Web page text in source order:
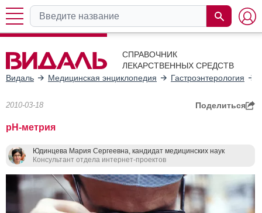
СПРАВОЧНИК
ЛЕКАРСТВЕННЫХ СРЕДСТВ
Видаль
Медицинская энциклопедия Гастроэнтeрология
2010-03-18 Поделиться
рН-метрия
Юдинцева Мария Сергеевна, кандидат медицинских наук
Консультант отдела интернет-проектов